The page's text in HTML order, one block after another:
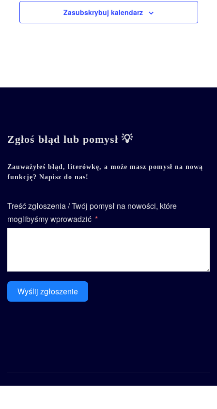
Zasubskrybuj kalendarz
Zgłoś błąd lub pomysł 💡
Zauważyłeś błąd, literówkę, a może masz pomysł na nową
funkcję? Napisz do nas!
Treść zgłoszenia / Twój pomysł na nowości, które
moglibyśmy wprowadzić
Wyślij zgłoszenie